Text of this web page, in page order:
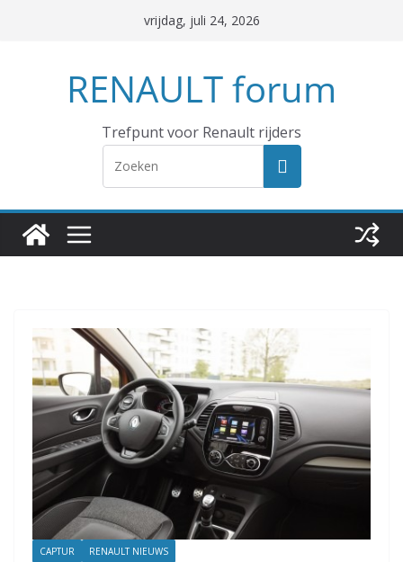
vrijdag, juli 24, 2026
RENAULT forum
Trefpunt voor Renault rijders
CAPTUR RENAULT NIEUWS